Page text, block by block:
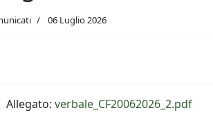
06 Luglio 2026
Allegato: verbale_CF20062026_2.pdf